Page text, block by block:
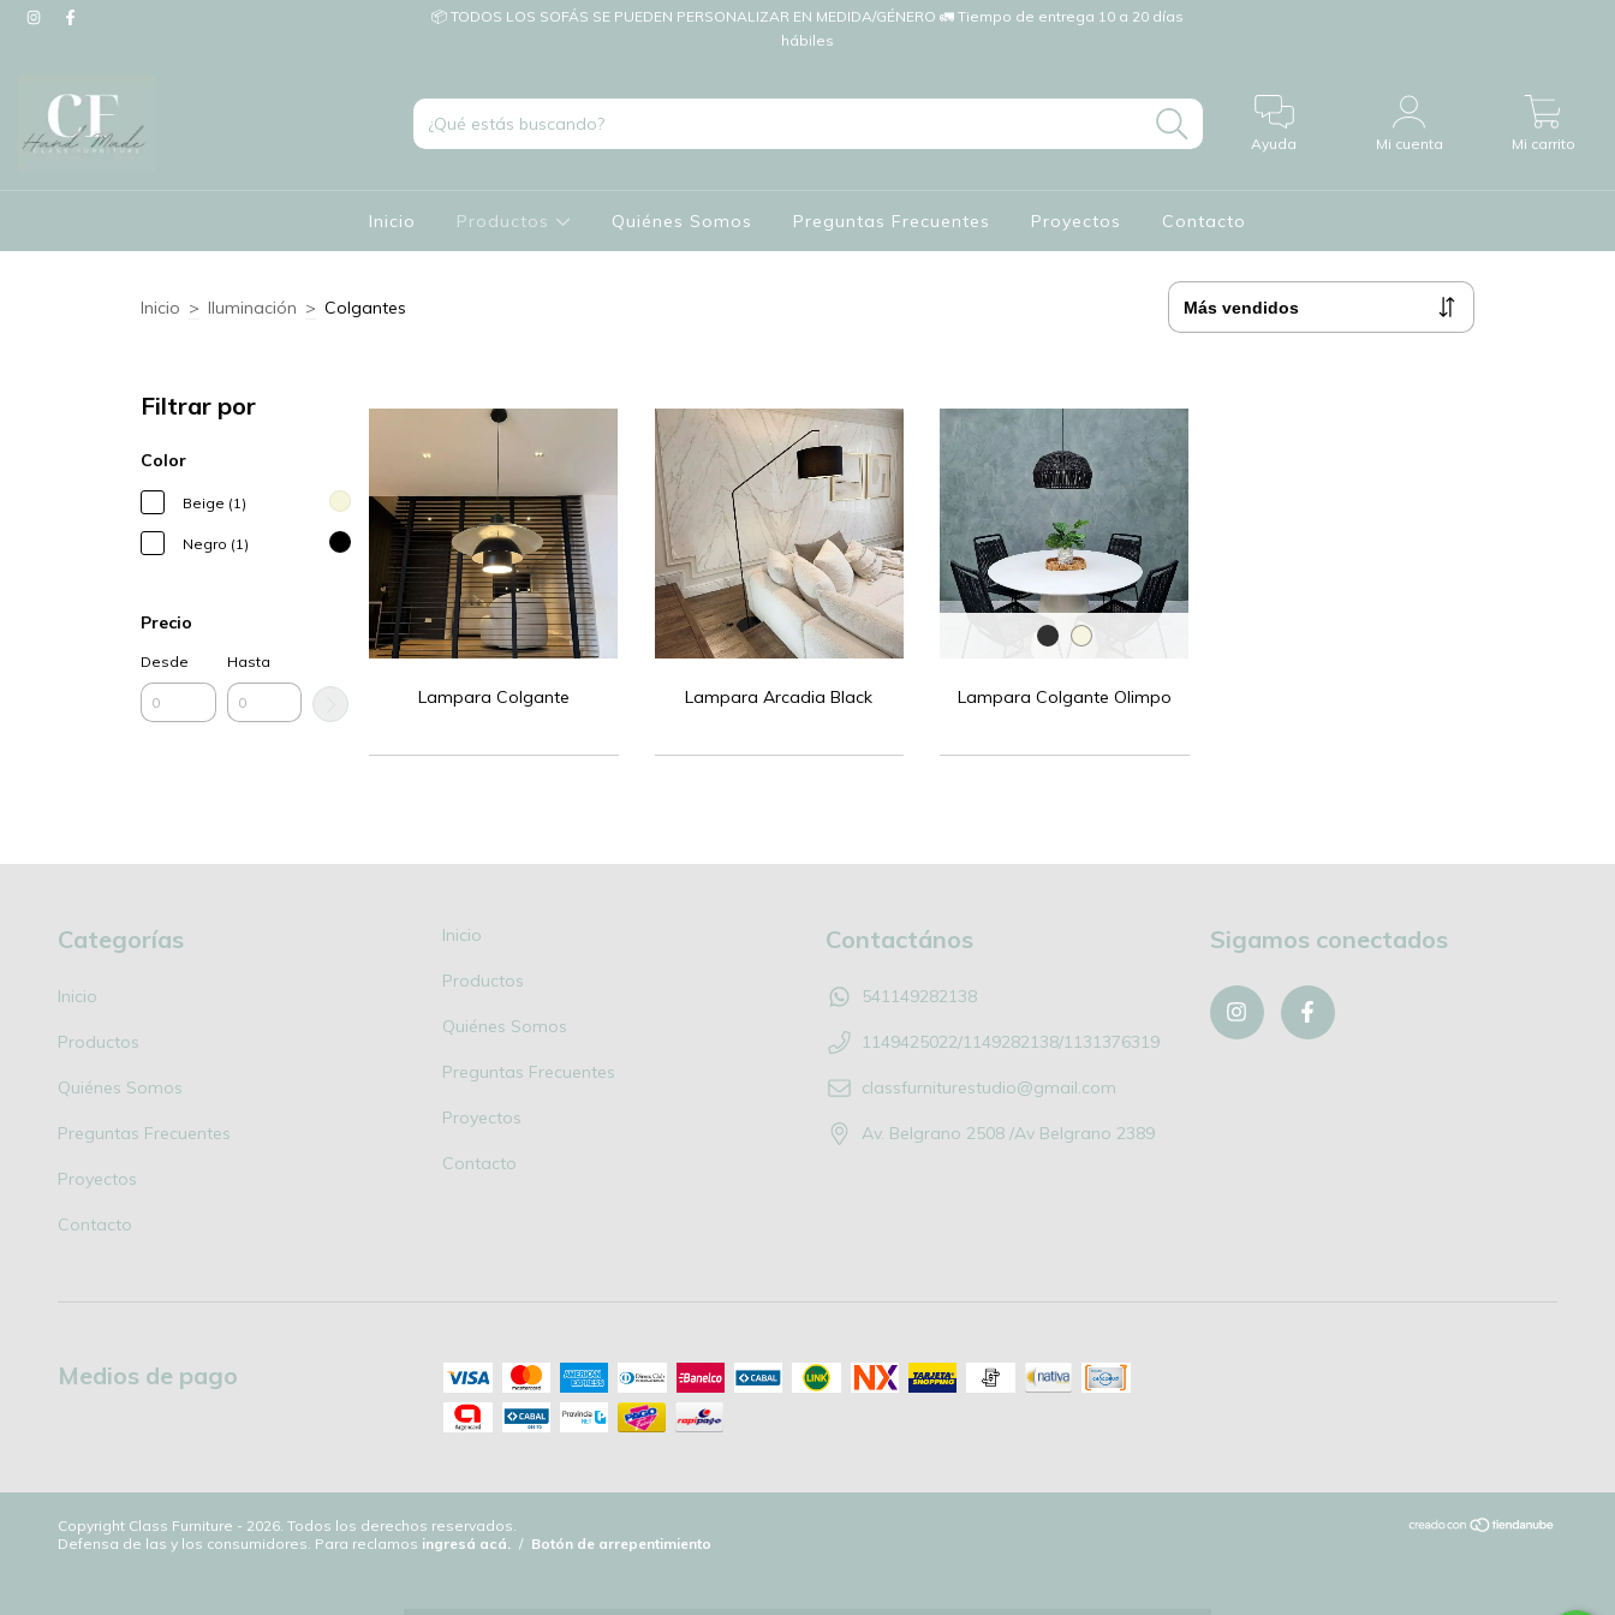
📦 TODOS LOS SOFÁS SE PUEDEN PERSONALIZAR EN MEDIDA/GÉNERO 🚛 Tiempo de entrega 10 a 20 días
hábiles
Ayuda Mi cuenta Mi carrito
Inicio Productos Quiénes Somos Preguntas Frecuentes Proyectos Contacto
Inicio > Iluminación > Colgantes
Filtrar por
Color
Beige (1)
Negro (1)
Precio
Desde Hasta
Lampara Colgante Lampara Arcadia Black Lampara Colgante Olimpo
Categorías
Inicio
Productos
Quiénes Somos
Preguntas Frecuentes
Proyectos
Contacto
Inicio
Productos
Quiénes Somos
Preguntas Frecuentes
Proyectos
Contacto
Contactános
541149282138
1149425022/1149282138/1131376319
classfurniturestudio@gmail.com
Av. Belgrano 2508 /Av Belgrano 2389
Sigamos conectados
Medios de pago
Copyright Class Furniture - 2026. Todos los derechos reservados.
Defensa de las y los consumidores. Para reclamos ingresá acá. / Botón de arrepentimiento